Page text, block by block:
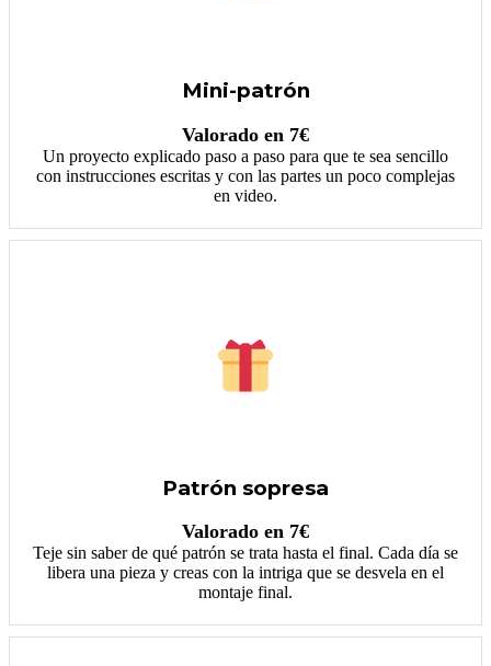
Mini-patrón
Valorado en 7€
Un proyecto explicado paso a paso para que te sea sencillo
con instrucciones escritas y con las partes un poco complejas
en video.
Patrón sopresa
Valorado en 7€
Teje sin saber de qué patrón se trata hasta el final. Cada día se
libera una pieza y creas con la intriga que se desvela en el
montaje final.